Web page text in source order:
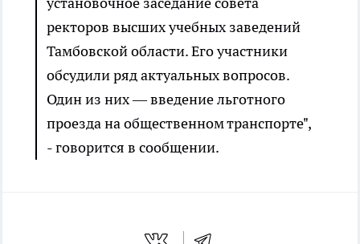
ректоров высших учебных заведений
Тамбовской области. Его участники
обсудили ряд актуальных вопросов.
Один из них — введение льготного
проезда на общественном транспорте",
- говорится в сообщении.